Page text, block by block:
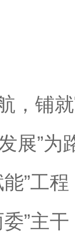
，铺
展”为
能”工
委”主